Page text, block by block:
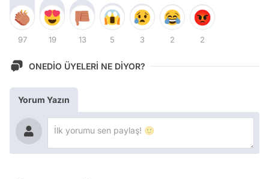
97 19 13 5 3 2 2
ONEDİO ÜYELERİ NE DİYOR?
Yorum Yazın